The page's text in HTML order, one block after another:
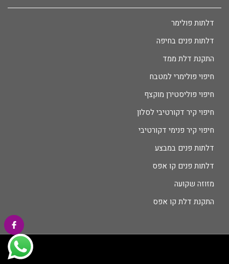
דלתות פולימר
דלתות פנים בחיפה
התקנת דלת ממד
חיפוי פולימרי למטבח
חיפוי פוליסטירן מוקצף
חיפוי קיר דקורטיבי לסלון
חיפוי קיר פנימי דקורטיבי
דלתות פנים במבצע
דלתות פנים קו אפס
מזוזה שקועה
התקנת דלת קו אפס